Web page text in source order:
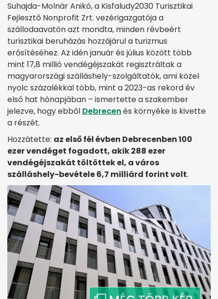
Suhajda-Molnár Anikó, a Kisfaludy2030 Turisztikai
Fejlesztő Nonprofit Zrt. vezérigazgatója a
szállodaavatón azt mondta, minden révbeért
turisztikai beruházás hozzájárul a turizmus
erősítéséhez. Az idén január és július között több
mint 17,8 millió vendégéjszakát regisztráltak a
magyarországi szálláshely-szolgáltatók, ami közel
nyolc százalékkal több, mint a 2023-as rekord év
első hat hónapjában – ismertette a szakember
jelezve, hogy ebből Debrecenés környéke is kivette
a részét.
Hozzátette: az első fél évben Debrecenben 100
ezer vendéget fogadott, akik 288 ezer
vendégéjszakát töltöttek el, a város
szálláshely-bevétele 6,7 milliárd forint volt.